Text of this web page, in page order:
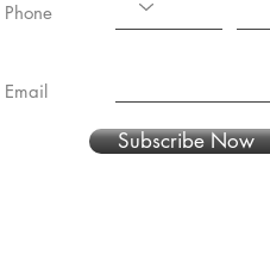
Phone
Email
Subscribe Now